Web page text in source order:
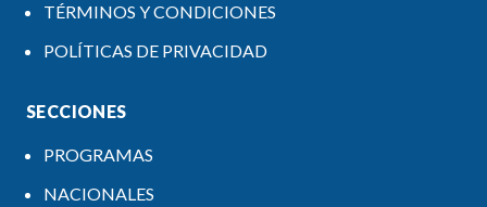
TÉRMINOS Y CONDICIONES
POLÍTICAS DE PRIVACIDAD
SECCIONES
PROGRAMAS
NACIONALES